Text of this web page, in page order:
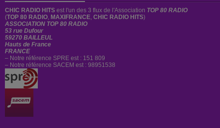
CHIC RADIO HITS est l'un des 3 flux de l'Association TOP 80 RADIO
(TOP 80 RADIO MAXIFRANCE CHIC RADIO HITS)
ASSOCIATION TOP 80 RADIO
53 rue Dufour
59270 BAILLEUL
Hauts de France
FRANCE
– Notre référence SPRE est : 151 809
– Notre référence SACEM est : 98951538